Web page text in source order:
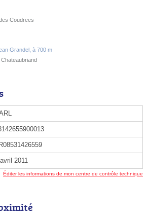
Coudrees
Grandel, à 700 m
2011
Éditer les informations de mon centre de contrôle technique